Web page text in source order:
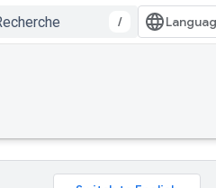
/